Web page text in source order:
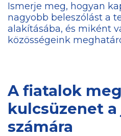
Ismerje meg, hogyan
nagyobb beleszólást a
alakításába, és miként
közösségeink
A fiatalok
kulcsüzenet a
számára